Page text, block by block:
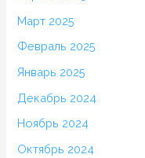
Март 2025
Февраль 2025
Январь 2025
Декабрь 2024
Ноябрь 2024
Октябрь 2024